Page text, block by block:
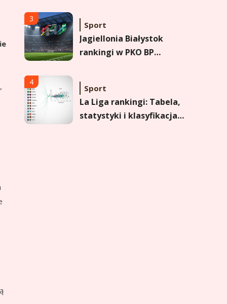
3
Sport
Jagiellonia Białystok
rankingi w PKO BP
formy i statystyk
4
Sport
La Liga rankingi: Tabela,
statystyki i klasyfikacja